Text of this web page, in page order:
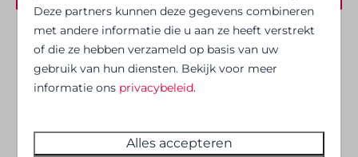
Bestek
Wat breng je best zelf mee?
2 gasten
ma 10-08-2026 wo
zo
ma
Deze partners kunnen deze gegevens combineren
met andere informatie die u aan ze heeft verstrekt
of die ze hebben verzameld op basis van uw
gebruik van hun diensten. Bekijk voor meer
informatie ons privacybeleid.
Alles accepteren